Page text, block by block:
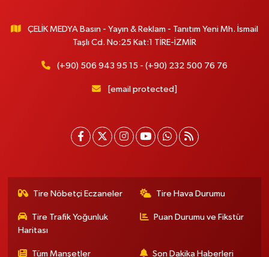
ÇELİK MEDYA Basın - Yayın & Reklam - Tanıtım Yeni Mh. İsmail
Taşlı Cd. No:25 Kat:1 TİRE-İZMİR
(+90) 506 943 95 15 - (+90) 232 500 76 76
[email protected]
Tire Nöbetçi Eczaneler Tire Hava Durumu
Tire Trafik Yoğunluk
Haritası
Puan Durumu ve Fikstür
Tüm Manşetler Son Dakika Haberleri